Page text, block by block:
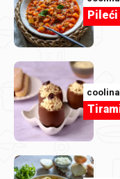
RijekaSnova
Semifreddo
Pileći